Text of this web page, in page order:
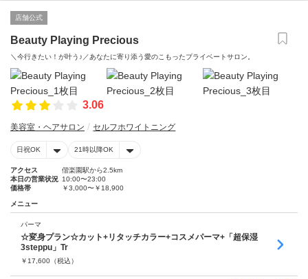
店舗公式
Beauty Playing Precious
＼今行きたい！が叶う♪／あなたに寄り添う愛のこもったプライベートサロン。
3.06
美容室・ヘアサロン セルフホワイトニング
日祝OK 21時以降OK
アクセス
偕楽園駅から2.5km
本日の営業状況 10:00〜23:00
価格帯
￥3,000〜￥18,900
メニュー
パーマ
☆変身プラン☆カット+リタッチカラー+コスメパーマ+「超保湿
3steppu」Tr
￥ 17,600 （税込）